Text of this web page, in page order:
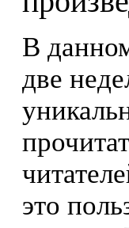
В
две
это